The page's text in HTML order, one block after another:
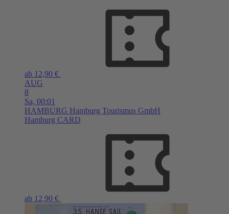
ab 12,90 €
AUG
8
Sa, 00:01
HAMBURG Hamburg Tourismus GmbH
Hamburg CARD
ab 12,90 €